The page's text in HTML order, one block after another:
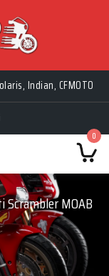
Indian, CFMOTO
0
Scrambler MOAB